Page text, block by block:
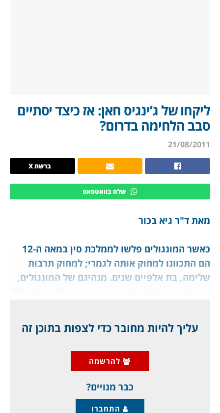
ליקחו של ג’ינגיס חאן: אז כיצד יסתיים
סבב הלחימה בדרום?
21/08/2011
ברשת X
שלח בוואטסאפ
מאת ד"ר גיא בכור
כאשר המונגולים פלשו לממלכת סין במאה ה-12
הם התכוונו למחוק אותה לגמרי; למחוק תרבות
שלימה, בת אלפיים שנים. מנהיגם של המונגולים,
ללא הפרעה", אמר. אלא שיועצו של חאן, ילו צ'ו
טסיי, שלא היה מונגולי, ואשר הכיר את תרבותה
האדירה של סין, שכנע את חאן שירוויח רווח עצום
עליך להיות מחובר כדי לצפות בתוכן זה
להרשמה
כבר מנויים?
התחברו